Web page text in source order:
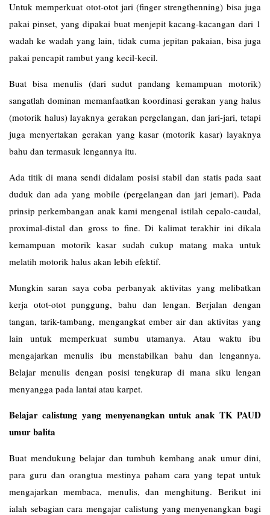
Untuk memperkuat otot-otot jari (finger strengthenning) bisa juga
pakai pinset, yang dipakai buat menjepit kacang-kacangan dari 1
wadah ke wadah yang lain, tidak cuma jepitan pakaian, bisa juga
pakai pencapit rambut yang kecil-kecil.
Buat bisa menulis (dari sudut pandang kemampuan motorik)
sangatlah dominan memanfaatkan koordinasi gerakan yang halus
(motorik halus) layaknya gerakan pergelangan, dan jari-jari, tetapi
juga menyertakan gerakan yang kasar (motorik kasar) layaknya
bahu dan termasuk lengannya itu.
Ada titik di mana sendi didalam posisi stabil dan statis pada saat
duduk dan ada yang mobile (pergelangan dan jari jemari). Pada
prinsip perkembangan anak kami mengenal istilah cepalo-caudal,
proximal-distal dan gross to fine. Di kalimat terakhir ini dikala
kemampuan motorik kasar sudah cukup matang maka untuk
melatih motorik halus akan lebih efektif.
Mungkin saran saya coba perbanyak aktivitas yang melibatkan
kerja otot-otot punggung, bahu dan lengan. Berjalan dengan
tangan, tarik-tambang, mengangkat ember air dan aktivitas yang
lain untuk memperkuat sumbu utamanya. Atau waktu ibu
mengajarkan menulis ibu menstabilkan bahu dan lengannya.
Belajar menulis dengan posisi tengkurap di mana siku lengan
menyangga pada lantai atau karpet.
Belajar calistung yang menyenangkan untuk anak TK PAUD
umur balita
Buat mendukung belajar dan tumbuh kembang anak umur dini,
para guru dan orangtua mestinya paham cara yang tepat untuk
mengajarkan membaca, menulis, dan menghitung. Berikut ini
ialah sebagian cara mengajar calistung yang menyenangkan bagi